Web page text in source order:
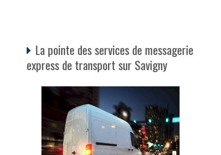
La pointe des services de messagerie
express de transport sur Savigny